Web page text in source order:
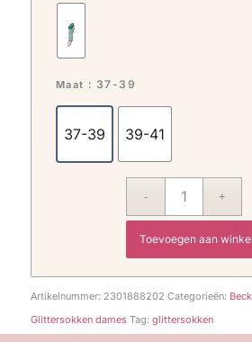
Maat : 37-39
37-39 39-41
Toevoegen aan
Artikelnummer: 2301888202 Categorieën:
Glittersokken dames Tag: glittersokken